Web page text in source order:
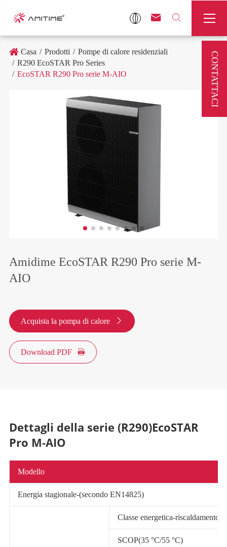
 

Casa Prodotti
Pompe di calore residenziali
R290 EcoSTAR Pro Series
EcoSTAR R290 Pro serie M-AIO
Amidime EcoSTAR R290 Pro serie M-
AIO
Acquista la pompa di calore 
Download PDF 
Dettagli della serie (R290)EcoSTAR
Pro M-AIO
Modello
Energia stagionale-(secondo EN14825)
Classe energetica-riscaldamento
SCOP(35 °C/55 °C)
CONTATTACI